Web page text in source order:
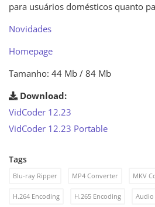
para usuários domésticos quanto
Novidades
Homepage
Tamanho: 44 Mb / 84 Mb
Download:
VidCoder 12.23
VidCoder 12.23 Portable
Tags
Blu-ray Ripper MP4 Converter MKV
H.264 Encoding H.265 Encoding Audio